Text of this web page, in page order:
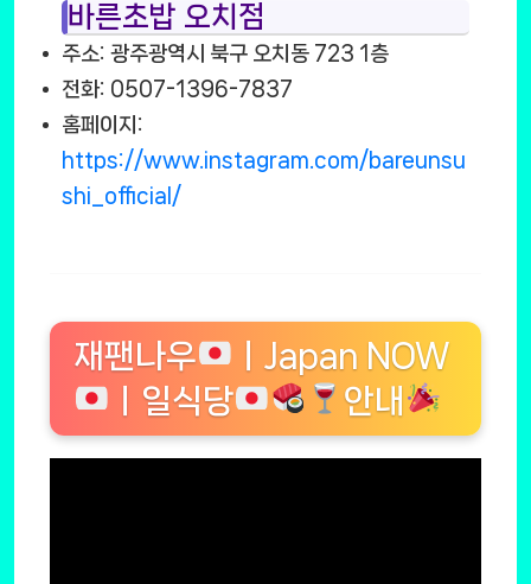
바른초밥 오치점
주소: 광주광역시 북구 오치동 723 1층
전화: 0507-1396-7837
홈페이지:
https://www.instagram.com/bareunsu
shi_official/
재팬나우
ㅣJapan NOW
ㅣ일식당
안내